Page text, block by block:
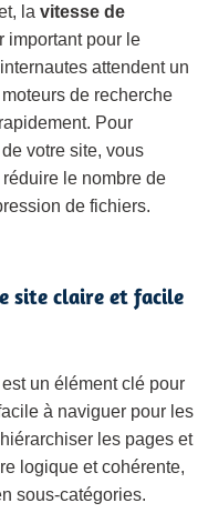
la vitesse de
important pour le
attendent un
de recherche
Pour
votre site, vous
le nombre de
de fichiers.
site claire et facile
est un élément clé pour
à naviguer pour les
les pages et
logique et cohérente,
sous-catégories.